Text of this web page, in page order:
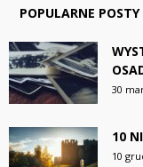
POPULARNE POSTY
30
10
10